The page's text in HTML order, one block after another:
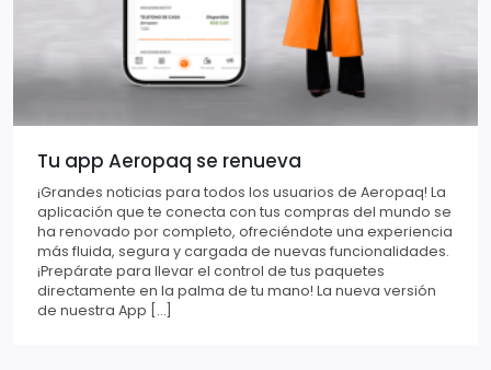
Tu app Aeropaq se renueva
¡Grandes noticias para todos los usuarios de Aeropaq! La
aplicación que te conecta con tus compras del mundo se
ha renovado por completo, ofreciéndote una experiencia
más fluida, segura y cargada de nuevas funcionalidades.
¡Prepárate para llevar el control de tus paquetes
directamente en la palma de tu mano! La nueva versión
de nuestra App […]